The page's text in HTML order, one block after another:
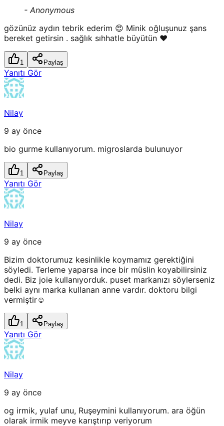
- Anonymous
gözünüz aydın tebrik ederim 😍 Minik oğluşunuz şans
bereket getirsin . sağlık sıhhatle büyütün ♥️
1 Paylaş
Yanıtı Gör
Nilay
9 ay önce
bio gurme kullanıyorum. migroslarda bulunuyor
1 Paylaş
Yanıtı Gör
Nilay
9 ay önce
Bizim doktorumuz kesinlikle koymamız gerektiğini
söyledi. Terleme yaparsa ince bir müslin koyabilirsiniz
dedi. Biz joie kullanıyorduk. puset markanızı söylerseniz
belki aynı marka kullanan anne vardır. doktoru bilgi
vermiştir☺️
1 Paylaş
Yanıtı Gör
Nilay
9 ay önce
og irmik, yulaf unu, Ruşeymini kullanıyorum. ara öğün
olarak irmik meyve karıştırıp veriyorum